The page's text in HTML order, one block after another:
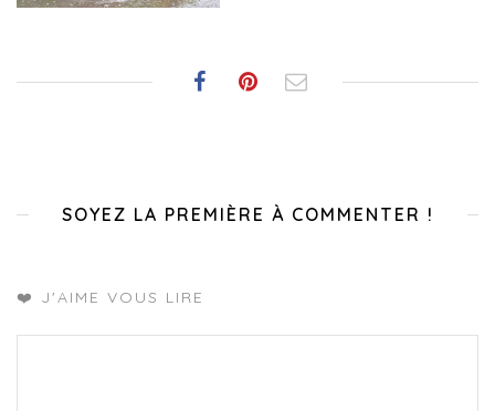
SOYEZ LA PREMIÈRE À COMMENTER !
❤️ J'AIME VOUS LIRE